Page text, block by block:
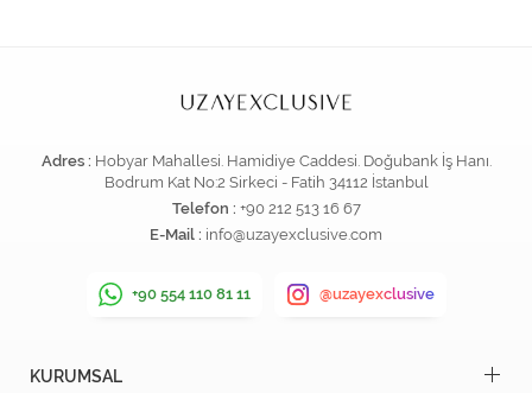
Adres : Hobyar Mahallesi. Hamidiye Caddesi. Doğubank İş Hanı.
Bodrum Kat No:2 Sirkeci - Fatih 34112 İstanbul
Telefon : +90 212 513 16 67
E-Mail : info@uzayexclusive.com
+90 554 110 81 11 @uzayexclusive
KURUMSAL